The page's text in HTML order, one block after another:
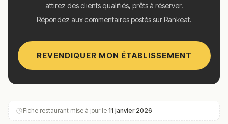
attirez des clients qualifiés, prêts à réserver.
Répondez aux commentaires postés sur Rankeat.
REVENDIQUER MON ÉTABLISSEMENT
Fiche restaurant mise à jour le 11 janvier 2026